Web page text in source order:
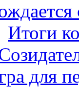
Итоги
для